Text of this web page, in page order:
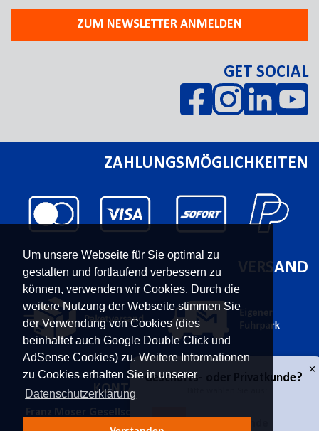
Um unsere Webseite für Sie optimal zu
gestalten und fortlaufend verbessern zu
können, verwenden wir Cookies. Durch die
weitere Nutzung der Webseite stimmen Sie
der Verwendung von Cookies (dies
beinhaltet auch Google Double Click und
AdSense Cookies) zu. Weitere Informationen
zu Cookies erhalten Sie in unserer
Datenschutzerklärung
ZUM NEWSLETTER ANMELDEN
GET SOCIAL
ZAHLUNGSMÖGLICHKEITEN
VERSAND
KONTAKT
Franz Moser Gesellschaft
m.b.H